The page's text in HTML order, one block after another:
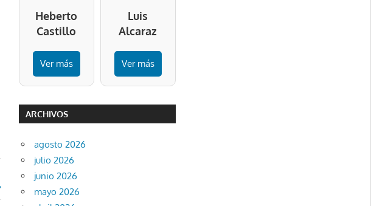
Heberto
Castillo
Ver más
Luis
Alcaraz
Ver más
ARCHIVOS
agosto 2026
julio 2026
junio 2026
mayo 2026